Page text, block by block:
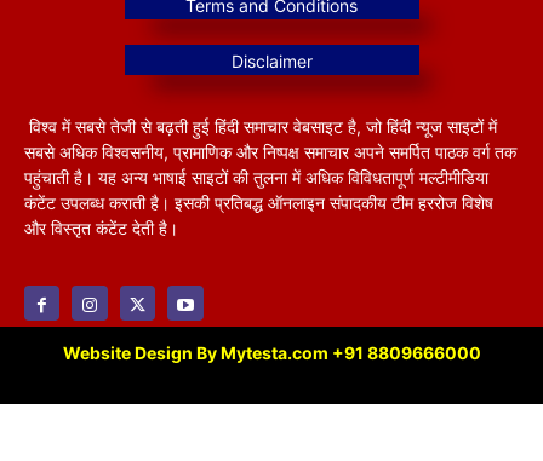
विश्व में सबसे तेजी से बढ़ती हुई हिंदी समाचार वेबसाइट है, जो हिंदी न्यूज साइटों में
सबसे अधिक विश्वसनीय, प्रामाणिक और निष्पक्ष समाचार अपने समर्पित पाठक वर्ग तक
पहुंचाती है। यह अन्य भाषाई साइटों की तुलना में अधिक विविधतापूर्ण मल्टीमीडिया
कंटेंट उपलब्ध कराती है। इसकी प्रतिबद्ध ऑनलाइन संपादकीय टीम हररोज विशेष
और विस्तृत कंटेंट देती है।
Website Design By Mytesta.com +91 8809666000